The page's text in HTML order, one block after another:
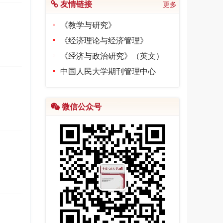
友情链接 更多
《教学与研究》
《经济理论与经济管理》
《经济与政治研究》（英文）
中国人民大学期刊管理中心
微信公众号